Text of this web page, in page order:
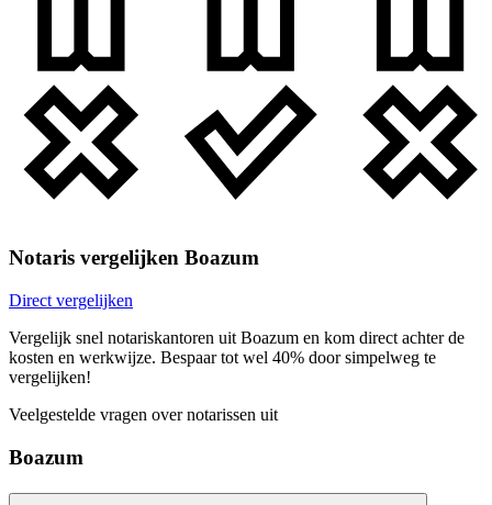
Notaris vergelijken Boazum
Direct vergelijken
Vergelijk snel notariskantoren uit Boazum en kom direct achter de
kosten en werkwijze. Bespaar tot wel 40% door simpelweg te
vergelijken!
Veelgestelde vragen over notarissen uit
Boazum